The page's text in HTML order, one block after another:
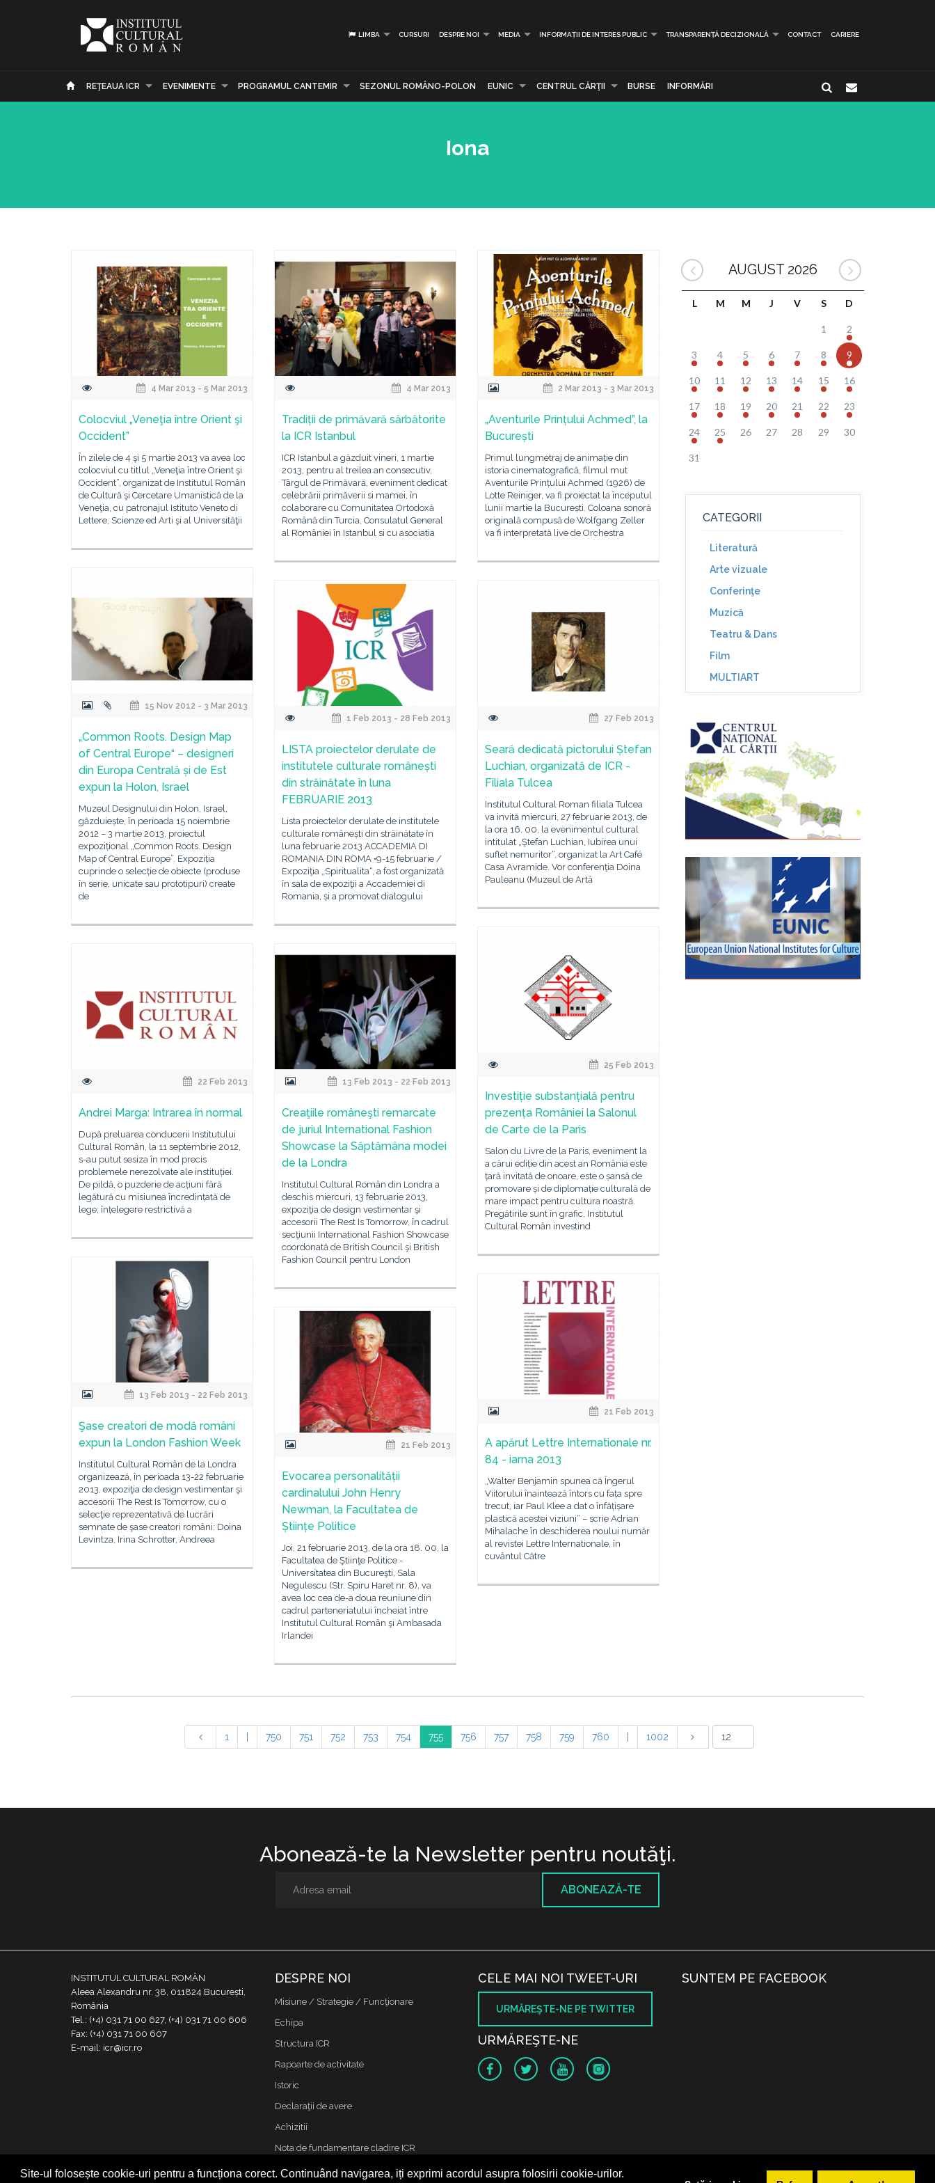
Site-ul folosește cookie-uri pentru a funcționa corect. Continuând navigarea, iți exprimi acordul asupra folosirii cookie-urilor.
LIMBA CURSURI DESPRE NOI MEDIA INFORMAȚII DE INTERES PUBLIC TRANSPARENȚĂ DECIZIONALĂ CONTACT CARIERE
REŢEAUA ICR EVENIMENTE PROGRAMUL CANTEMIR SEZONUL ROMÂNO-POLON EUNIC CENTRUL CĂRŢII BURSE INFORMĂRI
Iona
4 Mar 2013 - 5 Mar 2013
Colocviul „Veneţia între Orient şi
Occident”
În zilele de 4 şi 5 martie 2013 va avea loc
colocviul cu titlul „Veneţia între Orient şi
Occident”, organizat de Institutul Român
de Cultură şi Cercetare Umanistică de la
Veneţia, cu patronajul Istituto Veneto di
Lettere, Scienze ed Arti şi al Universităţii
4 Mar 2013
Tradiții de primăvară sărbătorite
la ICR Istanbul
ICR Istanbul a găzduit vineri, 1 martie
2013, pentru al treilea an consecutiv,
Târgul de Primăvară, eveniment dedicat
celebrării primăverii si mamei, în
colaborare cu Comunitatea Ortodoxă
Română din Turcia, Consulatul General
al României în Istanbul si cu asociatia
2 Mar 2013 - 3 Mar 2013
„Aventurile Prințului Achmed”, la
București
Primul lungmetraj de animație din
istoria cinematografică, filmul mut
Aventurile Prințului Achmed (1926) de
Lotte Reiniger, va fi proiectat la începutul
lunii martie la București. Coloana sonoră
originală compusă de Wolfgang Zeller
va fi interpretată live de Orchestra
15 Nov 2012 - 3 Mar 2013
„Common Roots. Design Map
of Central Europe“ – designeri
din Europa Centrală și de Est
expun la Holon, Israel
Muzeul Designului din Holon, Israel,
găzduiește, în perioada 15 noiembrie
2012 – 3 martie 2013, proiectul
expozițional „Common Roots. Design
Map of Central Europe”. Expoziția
cuprinde o selecție de obiecte (produse
în serie, unicate sau prototipuri) create
de
1 Feb 2013 - 28 Feb 2013
LISTA proiectelor derulate de
institutele culturale românești
din străinătate în luna
FEBRUARIE 2013
Lista proiectelor derulate de institutele
culturale românești din străinătate în
luna februarie 2013 ACCADEMIA DI
ROMANIA DIN ROMA •9-15 februarie /
Expoziţia „Spiritualita“, a fost organizată
în sala de expoziţii a Accademiei di
Romania, și a promovat dialogului
27 Feb 2013
Seară dedicată pictorului Ștefan
Luchian, organizată de ICR -
Filiala Tulcea
Institutul Cultural Roman filiala Tulcea
va invită miercuri, 27 februarie 2013, de
la ora 16. 00, la evenimentul cultural
intitulat „Ştefan Luchian, Iubirea unui
suflet nemuritor“, organizat la Art Café
Casa Avramide. Vor conferenţia Doina
Pauleanu (Muzeul de Artă
25 Feb 2013
Investiție substanțială pentru
prezența României la Salonul
de Carte de la Paris
Salon du Livre de la Paris, eveniment la
a cărui ediție din acest an România este
țară invitată de onoare, este o șansă de
promovare și de diplomație culturală de
mare impact pentru cultura noastră.
Pregătirile sunt în grafic, Institutul
Cultural Român investind
22 Feb 2013
Andrei Marga: Intrarea în normal
După preluarea conducerii Institutului
Cultural Român, la 11 septembrie 2012,
s-au putut sesiza în mod precis
problemele nerezolvate ale instituției.
De pildă, o puzderie de acțiuni fără
legătură cu misiunea încredințată de
lege; înțelegere restrictivă a
13 Feb 2013 - 22 Feb 2013
Creaţiile româneşti remarcate
de juriul International Fashion
Showcase la Săptămâna modei
de la Londra
Institutul Cultural Român din Londra a
deschis miercuri, 13 februarie 2013,
expoziţia de design vestimentar şi
accesorii The Rest Is Tomorrow, în cadrul
secţiunii International Fashion Showcase
coordonată de British Council şi British
Fashion Council pentru London
13 Feb 2013 - 22 Feb 2013
Şase creatori de modă români
expun la London Fashion Week
Institutul Cultural Român de la Londra
organizează, în perioada 13-22 februarie
2013, expoziţia de design vestimentar şi
accesorii The Rest Is Tomorrow, cu o
selecţie reprezentativă de lucrări
semnate de şase creatori români: Doina
Levintza, Irina Schrotter, Andreea
21 Feb 2013
A apărut Lettre Internationale nr.
84 - iarna 2013
„Walter Benjamin spunea că Îngerul
Viitorului înaintează întors cu fața spre
trecut, iar Paul Klee a dat o înfățișare
plastică acestei viziuni“ – scrie Adrian
Mihalache în deschiderea noului număr
al revistei Lettre Internationale, în
cuvântul Către
21 Feb 2013
Evocarea personalității
cardinalului John Henry
Newman, la Facultatea de
Științe Politice
Joi, 21 februarie 2013, de la ora 18. 00, la
Facultatea de Ştiinţe Politice -
Universitatea din Bucureşti, Sala
Negulescu (Str. Spiru Haret nr. 8), va
avea loc cea de-a doua reuniune din
cadrul parteneriatului încheiat între
Institutul Cultural Român şi Ambasada
Irlandei
AUGUST 2026
L M M J V S D
1 2
3 4 5 6 7 8 9
10 11 12 13 14 15 16
17 18 19 20 21 22 23
24 25 26 27 28 29 30
31
CATEGORII
Literatură
Arte vizuale
Conferinţe
Muzică
Teatru & Dans
Film
MULTIART
1 750 751 752 753 754 755 756 757 758 759 760 1002
Abonează-te la Newsletter pentru noutăţi.
ABONEAZĂ-TE
INSTITUTUL CULTURAL ROMÂN
Aleea Alexandru nr. 38, 011824 București,
România
Tel.: (+4) 031 71 00 627, (+4) 031 71 00 606
Fax: (+4) 031 71 00 607
E-mail: icr@icr.ro
DESPRE NOI
Misiune / Strategie / Funcţionare
Echipa
Structura ICR
Rapoarte de activitate
Istoric
Declaraţii de avere
Achizitii
Nota de fundamentare cladire ICR
Contact
CELE MAI NOI TWEET-URI
URMĂREŞTE-NE PE TWITTER
URMĂREŞTE-NE
SUNTEM PE FACEBOOK